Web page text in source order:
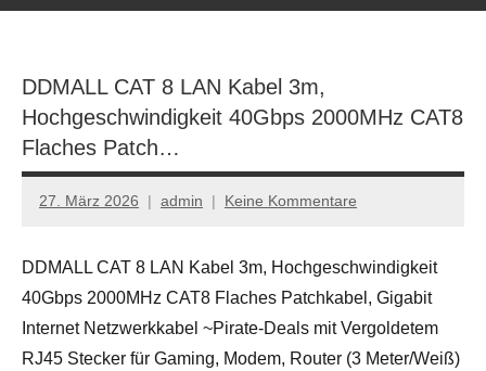
DDMALL CAT 8 LAN Kabel 3m,
Hochgeschwindigkeit 40Gbps 2000MHz CAT8
Flaches Patch…
27. März 2026 admin Keine Kommentare
DDMALL CAT 8 LAN Kabel 3m, Hochgeschwindigkeit
40Gbps 2000MHz CAT8 Flaches Patchkabel, Gigabit
Internet Netzwerkkabel ~Pirate-Deals mit Vergoldetem
RJ45 Stecker für Gaming, Modem, Router (3 Meter/Weiß)